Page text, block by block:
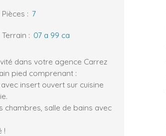
Pièces : 7
Terrain : 07 a 99 ca
dans votre agence Carrez
pied comprenant :
insert ouvert sur cuisine
salle de bains avec
!